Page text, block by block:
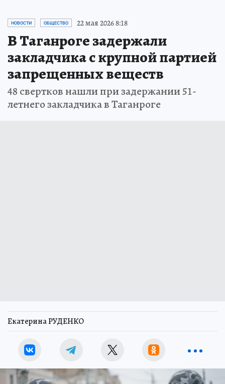
НОВОСТИ ОБЩЕСТВО 22 мая 2026 8:18
В Таганроге задержали
закладчика с крупной партией
запрещенных веществ
48 свертков нашли при задержании 51-
летнего закладчика в Таганроге
Екатерина РУДЕНКО